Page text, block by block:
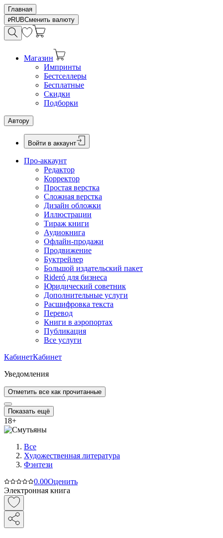
Главная
RUBСменить валюту
Магазин
Импринты
Бестселлеры
Бесплатные
Скидки
Подборки
Автору
Войти в аккаунт
Про-аккаунт
Редактор
Корректор
Простая верстка
Сложная верстка
Дизайн обложки
Иллюстрации
Тираж книги
Аудиокнига
Офлайн-продажи
Продвижение
Буктрейлер
Большой издательский пакет
Rideró для бизнеса
Юридический советник
Дополнительные услуги
Расшифровка текста
Перевод
Книги в аэропортах
Публикация
Все услуги
КабинетКабинет
Уведомления
Отметить все как прочитанные
Показать ещё
18+
Все
Художественная литература
Фэнтези
0.00Оценить
Электронная книга